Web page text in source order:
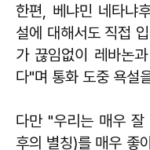
한편, 베냐민 네타냐
설에 대해서도 직접
가 끊임없이 레바논
다"며 통화 도중 욕설
다만 "우리는 매우
후의 별칭)를 매우 좋